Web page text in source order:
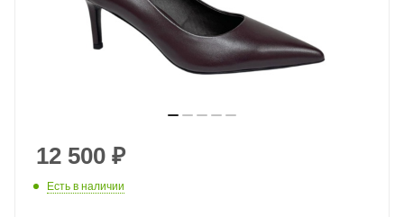
12 500 ₽
Есть в наличии